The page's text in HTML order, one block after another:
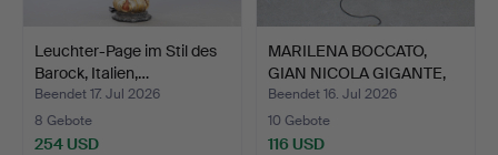
Leuchter-Page im Stil des
Barock, Italien,…
Beendet 17. Jul 2026
8 Gebote
254 USD
MARILENA BOCCATO,
GIAN NICOLA GIGANTE,
ANT…
Beendet 16. Jul 2026
10 Gebote
116 USD